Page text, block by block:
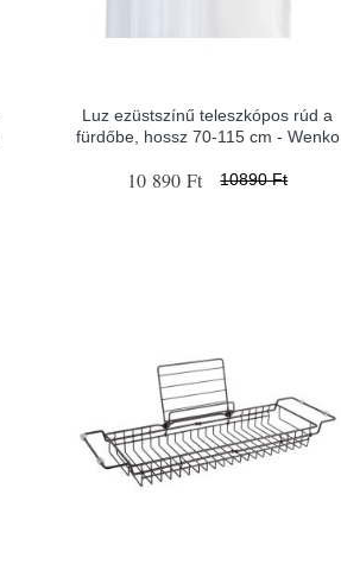
Luz ezüstszínű teleszkópos rúd a
fürdőbe, hossz 70-115 cm - Wenko
10 890 Ft 10890 Ft